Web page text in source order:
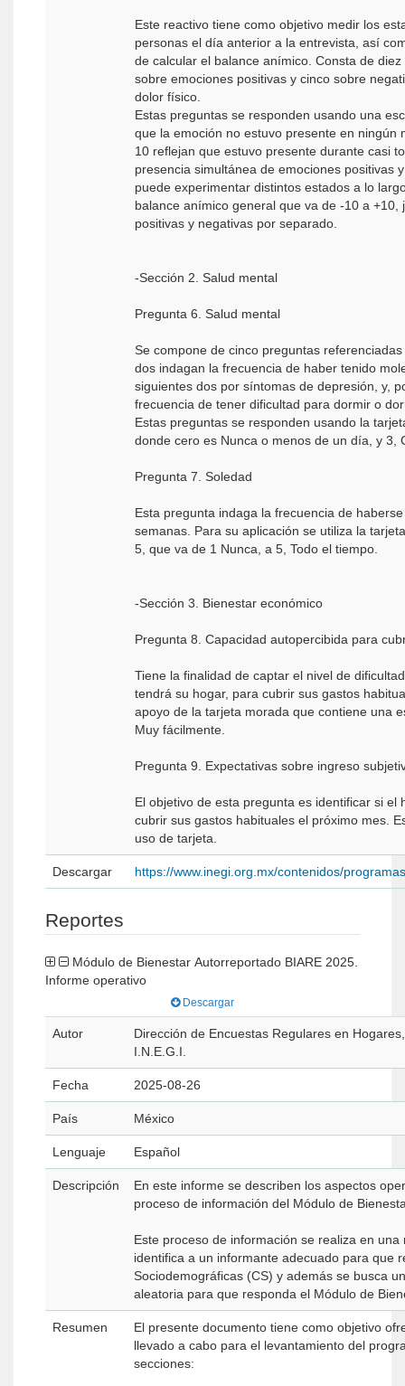
Este reactivo tiene como objetivo medir los
personas el día anterior a la entrevista, así
de calcular el balance anímico. Consta de
sobre emociones positivas y cinco sobre
dolor físico.
Estas preguntas se responden usando una
que la emoción no estuvo presente en
10 reflejan que estuvo presente durante casi
presencia simultánea de emociones positivas
puede experimentar distintos estados a lo
balance anímico general que va de -10 a
positivas y negativas por separado.
-Sección 2. Salud mental
Pregunta 6. Salud mental
Se compone de cinco preguntas
dos indagan la frecuencia de haber tenido
siguientes dos por síntomas de depresión, y,
frecuencia de tener dificultad para dormir o
Estas preguntas se responden usando la
donde cero es Nunca o menos de un día, y 3,
Pregunta 7. Soledad
Esta pregunta indaga la frecuencia de
semanas. Para su aplicación se utiliza la
5, que va de 1 Nunca, a 5, Todo el tiempo.
-Sección 3. Bienestar económico
Pregunta 8. Capacidad autopercibida para
Tiene la finalidad de captar el nivel de
tendrá su hogar, para cubrir sus gastos
apoyo de la tarjeta morada que contiene una
Muy fácilmente.
Pregunta 9. Expectativas sobre ingreso
El objetivo de esta pregunta es identificar si
cubrir sus gastos habituales el próximo mes.
uso de tarjeta.
Descargar https://www.inegi.org.mx/contenidos/
Reportes
Informe operativo
Descargar
Autor
Dirección de Encuestas Regulares en
I.N.E.G.I.
Fecha 2025-08-26
País México
Lenguaje Español
Descripción
En este informe se describen los aspectos
proceso de información del Módulo de
Este proceso de información se realiza en
identifica a un informante adecuado para que
Sociodemográficas (CS) y además se busca
aleatoria para que responda el Módulo de
Resumen
El presente documento tiene como objetivo
llevado a cabo para el levantamiento del
secciones: